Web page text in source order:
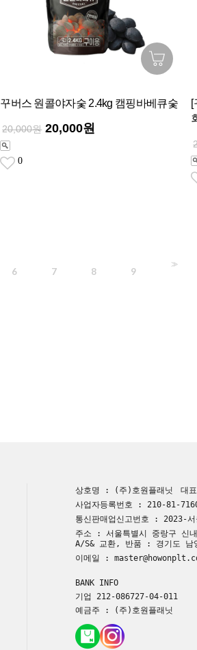
꾸버스 원콜야자숯 2.4kg 캠핑바베큐숯
20,000원 20,000원
0
[
6 7 8 9
>>
상호명 : (주)호원플래닛
대
사업자등록번호 : 210-81-
통신판매업신고번호 : 2023-서
주소 : 서울특별시 중랑구 신
A/S& 교환, 반품 : 경기도 남
이메일 :
BANK INFO
기업 212-086727-04-011
예금주 : (주)호원플래닛